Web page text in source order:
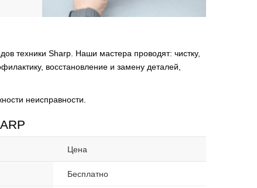
техники Sharp. Наши мастера проводят: чистку,
восстановление и замену деталей,
неисправности.
Цена
Бесплатно